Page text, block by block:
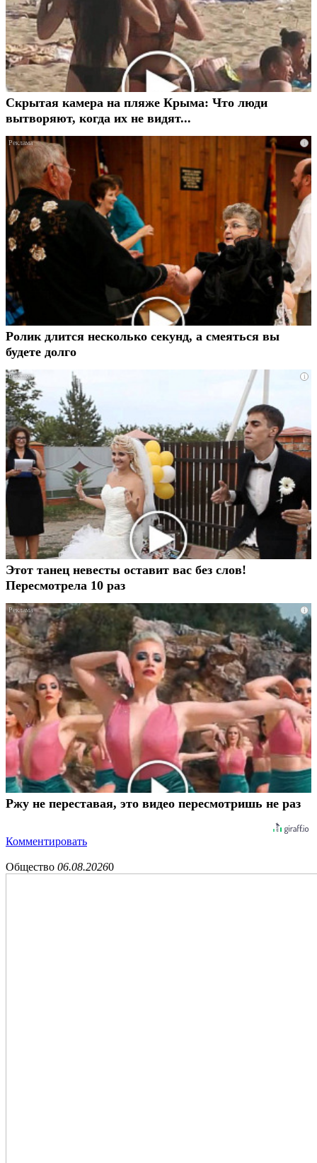
Скрытая камера на пляже Крыма: Что люди
вытворяют, когда их не видят...
i
Ролик длится несколько секунд, а смеяться вы
будете долго
i
Этот танец невесты оставит вас без слов!
Пересмотрела 10 раз
i
Ржу не переставая, это видео пересмотришь не раз
Комментировать
Общество 06.08.20260